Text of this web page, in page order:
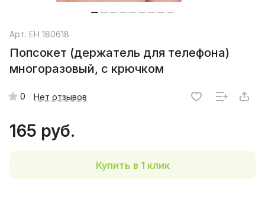
Арт. EH 180618
Попсокет (держатель для телефона)
многоразовый, с крючком
0 Нет отзывов
165 руб.
Купить в 1 клик